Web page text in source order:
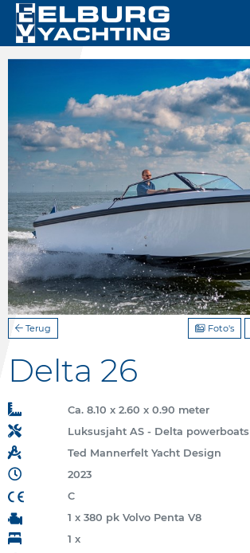
Terug Foto's
Delta 26
Ca. 8.10 x 2.60 x 0.90 meter
Luksusjaht AS - Delta powerboats
Ted Mannerfelt Yacht Design
2023
C
1 x 380 pk Volvo Penta V8
1 x